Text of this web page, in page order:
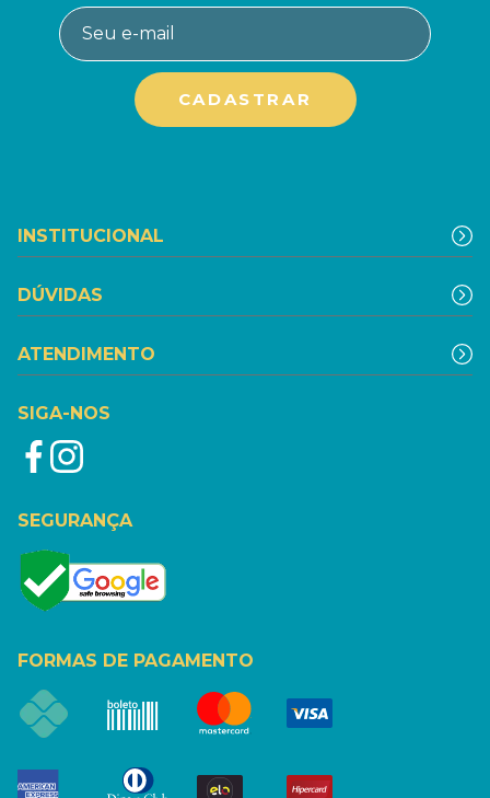
INSTITUCIONAL
DÚVIDAS
ATENDIMENTO
SIGA-NOS
SEGURANÇA
FORMAS DE PAGAMENTO